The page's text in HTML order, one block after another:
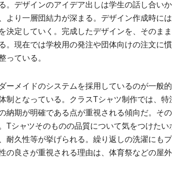
。デザインのアイデア出しは学生の話し合い
より一層団結力が深まる。デザイン作成時に
決定していく。完成したデザインを、そのま
。現在では学校用の発注や団体向けの注文に
っている。
ーメイドのシステムを採用しているのが一般
制となっている。クラスTシャツ制作では、
納期が明確である点が重視される傾向だ。そ
Tシャツそのものの品質について気をつけた
耐久性等が挙げられる。繰り返しの洗濯にも
の良さが重視される理由は、体育祭などの屋